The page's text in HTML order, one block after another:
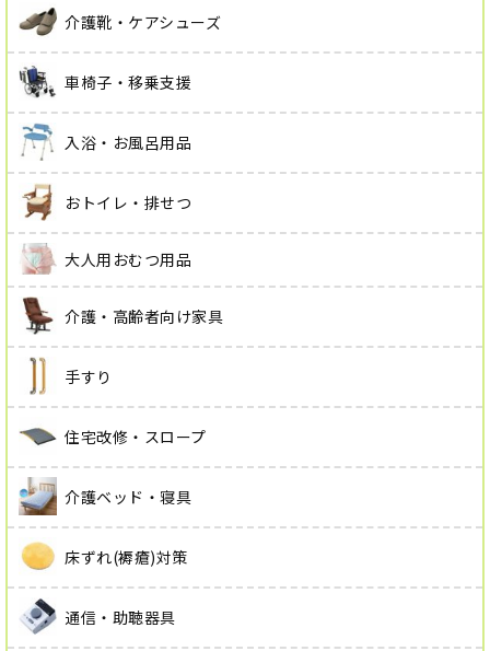
介護靴・ケアシューズ
車椅子・移乗支援
入浴・お風呂用品
おトイレ・排せつ
大人用おむつ用品
介護・高齢者向け家具
手すり
住宅改修・スロープ
介護ベッド・寝具
床ずれ(褥瘡)対策
通信・助聴器具